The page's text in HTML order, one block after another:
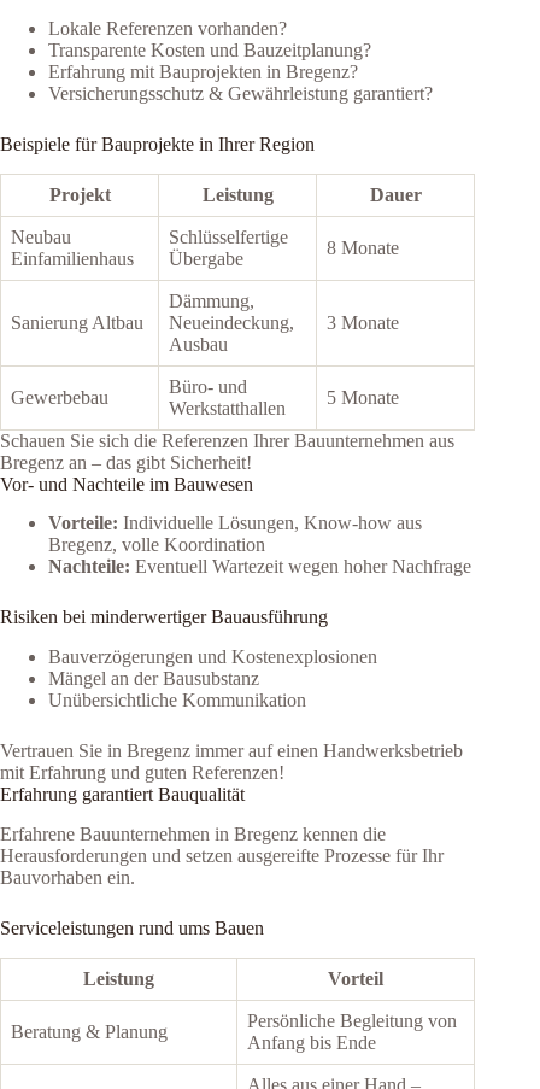
Lokale Referenzen vorhanden?
Transparente Kosten und Bauzeitplanung?
Erfahrung mit Bauprojekten in Bregenz?
Versicherungsschutz & Gewährleistung garantiert?
Beispiele für Bauprojekte in Ihrer Region
Projekt Leistung Dauer
Neubau
Einfamilienhaus
Schlüsselfertige
Übergabe
8 Monate
Sanierung Altbau
Dämmung,
Neueindeckung,
Ausbau
3 Monate
Gewerbebau
Büro- und
Werkstatthallen
5 Monate
Schauen Sie sich die Referenzen Ihrer Bauunternehmen aus
Bregenz an – das gibt Sicherheit!
Vor- und Nachteile im Bauwesen
Vorteile: Individuelle Lösungen, Know-how aus
Bregenz, volle Koordination
Nachteile: Eventuell Wartezeit wegen hoher Nachfrage
Risiken bei minderwertiger Bauausführung
Bauverzögerungen und Kostenexplosionen
Mängel an der Bausubstanz
Unübersichtliche Kommunikation
Vertrauen Sie in Bregenz immer auf einen Handwerksbetrieb
mit Erfahrung und guten Referenzen!
Erfahrung garantiert Bauqualität
Erfahrene Bauunternehmen in Bregenz kennen die
Herausforderungen und setzen ausgereifte Prozesse für Ihr
Bauvorhaben ein.
Serviceleistungen rund ums Bauen
Leistung Vorteil
Beratung & Planung
Persönliche Begleitung von
Anfang bis Ende
Alles aus einer Hand –